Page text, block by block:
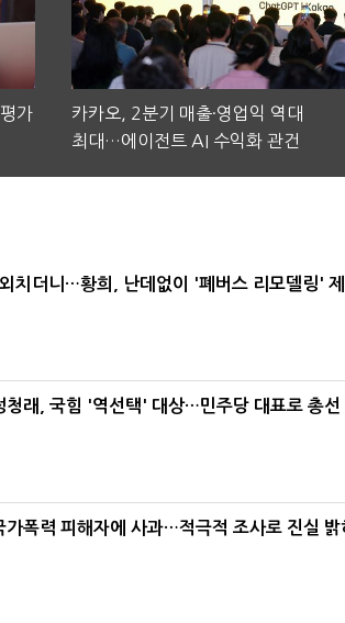
가
카카오, 2분기 매출·영업익 역대
최대…에이전트 AI 수익화 관건
치더니…황희, 난데없이 '폐버스 리모델링'
청래, 국힘 '역선택' 대상…민주당 대표로 총선
가폭력 피해자에 사과…적극적 조사로 진실 밝